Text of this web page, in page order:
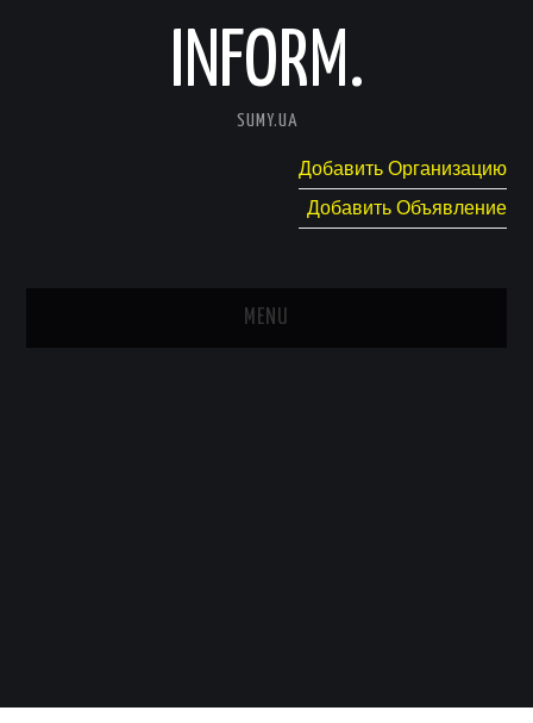
INFORM.
SUMY.UA
Добавить Организацию
Добавить Объявление
MENU